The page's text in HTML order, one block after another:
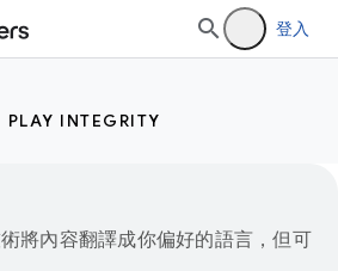
登入
PLAY INTEGRITY
將內容翻譯成你偏好的語言，但可